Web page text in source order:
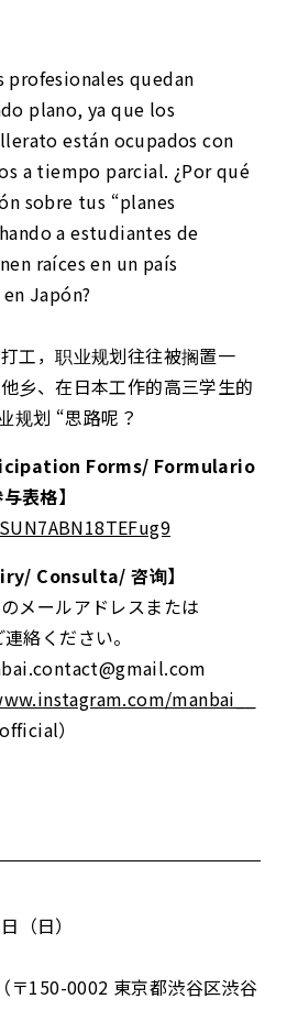
profesionales quedan
plano, ya que los
están ocupados con
a tiempo parcial. ¿Por qué
sobre tus “planes
a estudiantes de
raíces en un país
Japón?
工，职业规划往往被搁置一
乡、在日本工作的高三学生的
规划 “思路呢？
Forms/ Formulario
表格】
Consulta/ 咨询】
メールアドレスまたは
絡ください。
manbai__
）
（日）
〒150-0002 東京都渋谷区渋谷